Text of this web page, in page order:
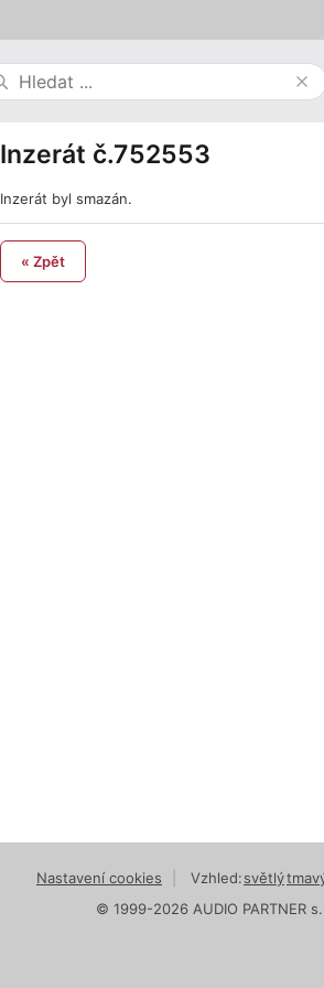
Inzerát č.752553
Inzerát byl smazán.
« Zpět
Nastavení cookies Vzhled:světlý
© 1999-2026 AUDIO PARTNER